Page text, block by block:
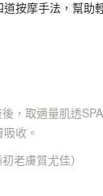
按摩手法，幫助
，取適量肌透SPA
收。
老膚質尤佳）